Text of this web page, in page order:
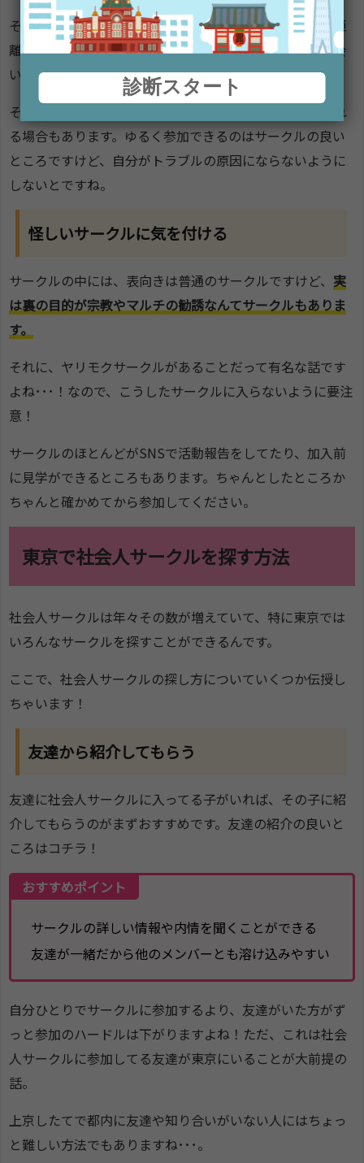
そうしたトラブルに巻き込まれないように、ある程度は距
離感を保って行動しないとダメですよね！せっかくの出会
いが台無し！
それに、ドタキャンしたり遅刻したりすると自分が疎まれ
る場合もあります。ゆるく参加できるのはサークルの良い
ところですけど、自分がトラブルの原因にならないように
しないとですね。
怪しいサークルに気を付ける
サークルの中には、表向きは普通のサークルですけど、 実
は裏の目的が宗教やマルチの勧誘なんてサークルもありま
す。
それに、ヤリモクサークルがあることだって有名な話です
よね･･･！なので、こうしたサークルに入らないように要注
意！
サークルのほとんどがSNSで活動報告をしてたり、加入前
に見学ができるところもあります。ちゃんとしたところか
ちゃんと確かめてから参加してください。
東京で社会人サークルを探す方法
社会人サークルは年々その数が増えていて、特に東京では
いろんなサークルを探すことができるんです。
ここで、社会人サークルの探し方についていくつか伝授し
ちゃいます！
友達から紹介してもらう
友達に社会人サークルに入ってる子がいれば、その子に紹
介してもらうのがまずおすすめです。友達の紹介の良いと
ころはコチラ！
おすすめポイント
サークルの詳しい情報や内情を聞くことができる
友達が一緒だから他のメンバーとも溶け込みやすい
自分ひとりでサークルに参加するより、友達がいた方がず
っと参加のハードルは下がりますよね！ただ、これは社会
人サークルに参加してる友達が東京にいることが大前提の
話。
上京したてで都内に友達や知り合いがいない人にはちょっ
と難しい方法でもありますね･･･。
診断スタート